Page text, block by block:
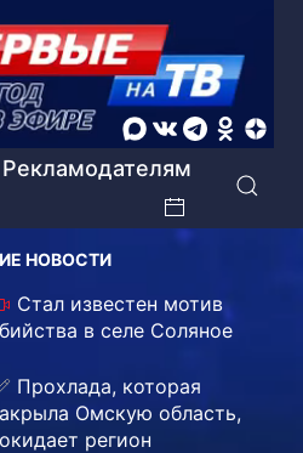
Рекламодателям
НОВОСТИ
Стал известен мотив
в селе Соляное
Прохлада, которая
Омскую область,
регион